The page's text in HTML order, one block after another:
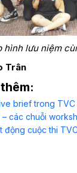
hình lưu niệm
Trân
brief trong TVC
– các chuỗi
động cuộc thi